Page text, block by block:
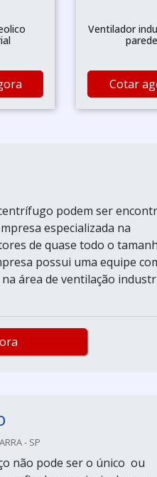
Ventilador
parede
Cotar
podem ser
especializada na
de quase todo o
possui uma equipe
área de ventilação
- SP
não pode ser o único ou